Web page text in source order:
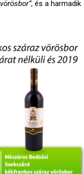
”, és a harmadik